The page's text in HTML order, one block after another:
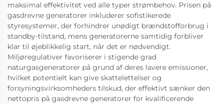
maksimal effektivitet ved alle typer strømbehov. Prisen på
gasdrevne generatorer inkluderer sofistikerede
styresystemer, der forhindrer unødigt brændstofforbrug i
standby-tilstand, mens generatorerne samtidig forbliver
klar til øjeblikkelig start, når det er nødvendigt.
Miljøregulativer favoriserer i stigende grad
naturgasgeneratorer på grund af deres lavere emissioner,
hvilket potentielt kan give skattelettelser og
forsyningsvirksomheders tilskud, der effektivt sænker den
nettopris på gasdrevne generatorer for kvalificerende